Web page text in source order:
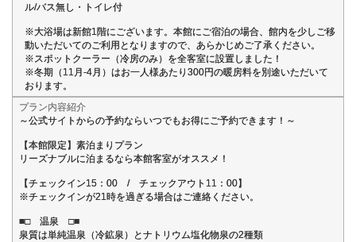
ル/バス無し・トイレ付
※大浴場は新館1階にございます。本館にご宿泊の場合、館内を少しご移
動いただいてのご利用となりますので、あらかじめご了承ください。
※スポットクーラー（冷房のみ）を全客室に設置しました！
※冬期（11月-4月）はお一人様あたり300円の暖房料を別途いただいて
おります。
プラン内容紹介
～公式サイトからの予約ならいつでもお得にご予約できます！～
【本館限定】素泊まりプラン
リーズナブルに泊まるなら本館客室がオススメ！
【チェックイン15：00 / チェックアウト11：00】
※チェックインが21時を過ぎる場合はご連絡ください。
■□ 温泉 □■
泉質は単純温泉（冷鉱泉）とナトリウム塩化物泉の2種類